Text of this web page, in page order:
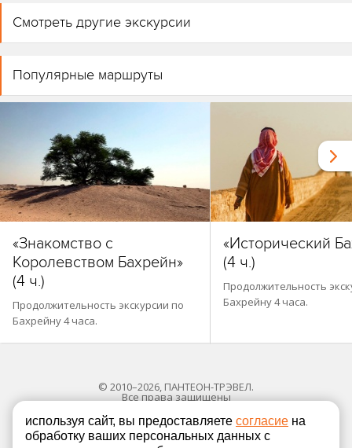
Смотреть другие экскурсии
Популярные маршруты
«Знакомство с
Королевством Бахрейн»
(4 ч.)
Продолжительность экскурсии по
Бахрейну 4 часа.
«Исторический
(4 ч.)
Продолжительность
Бахрейну 4 часа.
© 2010–2026, ПАНТЕОН-ТРЭВЕЛ.
Все права защищены
используя сайт, вы предоставляете согласие на
обработку ваших персональных данных с